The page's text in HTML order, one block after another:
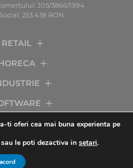
J05/3866/1994
253.438 RON
RETAIL
SERVICII
ti oferi cea mai buna experienta pe
le poti dezactiva in setari.